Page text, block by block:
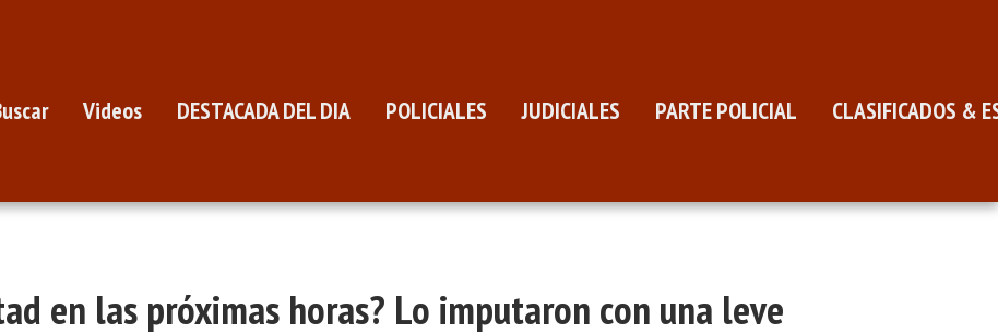
Videos DESTACADA DEL DIA POLICIALES JUDICIALES PARTE POLICIAL CLASIFICADOS &
en las próximas horas? Lo imputaron con una leve